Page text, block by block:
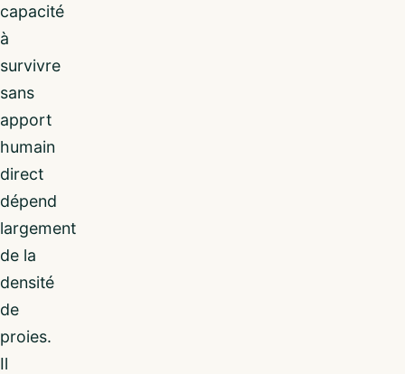
capacité
à
survivre
sans
apport
humain
direct
dépend
largement
de la
densité
de
proies.
Il